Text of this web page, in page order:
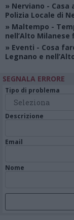
» Nerviano - Casa
Polizia Locale di
» Maltempo -
nell’Alto
» Eventi - Cosa
Legnano e
SEGNALA ERRORE
Tipo di problema
Descrizione
Email
Nome